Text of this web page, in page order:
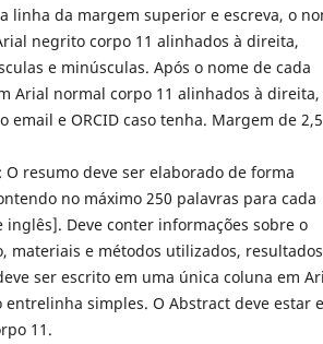
linha da margem superior e escreva, o
negrito corpo 11 alinhados à direita,
e minúsculas. Após o nome de cada
Arial normal corpo 11 alinhados à direita,
email e ORCID caso tenha. Margem de
resumo deve ser elaborado de forma
no máximo 250 palavras para cada
inglês]. Deve conter informações sobre o
materiais e métodos utilizados,
ser escrito em uma única coluna em
entrelinha simples. O Abstract deve estar
11.